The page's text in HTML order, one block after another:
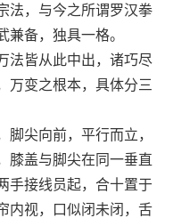
法，与今之所谓罗汉拳
兼备，独具一格。
皆从此中出，诸巧尽
万变之根本，具体分三
尖向前，平行而立，
膝盖与脚尖在同一垂直
手接线员起，合十置于
内视，口似闭未闭，舌